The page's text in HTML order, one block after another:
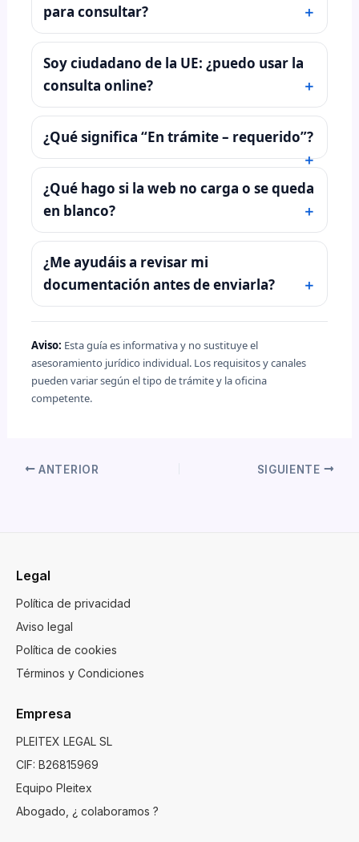
para consultar?
Soy ciudadano de la UE: ¿puedo usar la
consulta online?
¿Qué significa “En trámite – requerido”?
¿Qué hago si la web no carga o se queda
en blanco?
¿Me ayudáis a revisar mi
documentación antes de enviarla?
Aviso: Esta guía es informativa y no sustituye el
asesoramiento jurídico individual. Los requisitos y canales
pueden variar según el tipo de trámite y la oficina
competente.
ANTERIOR SIGUIENTE
Legal
Política de privacidad
Aviso legal
Política de cookies
Términos y Condiciones
Empresa
PLEITEX LEGAL SL
CIF: B26815969
Equipo Pleitex
Abogado, ¿ colaboramos ?